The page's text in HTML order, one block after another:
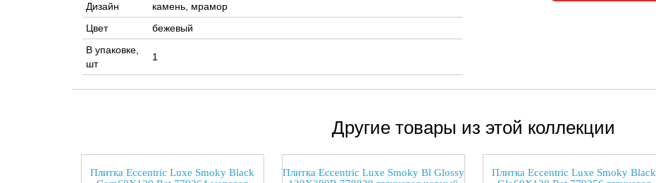
Дизайн
камень, мрамор
Цвет
бежевый
В упаковке,
шт
1
Другие товары из этой коллекции
Плитка Eccentric Luxe Smoky Black
Плитка Eccentric Luxe Smoky Bl Glossy
Плитка Eccentric Luxe Smoky Black